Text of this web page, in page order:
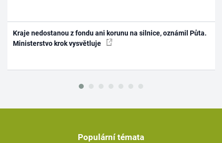
Kraje nedostanou z fondu ani korunu na silnice, oznámil Půta.
Ministerstvo krok vysvětluje
Populární témata